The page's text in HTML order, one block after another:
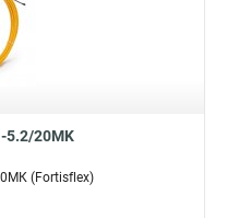
5.2/20MK
(Fortisflex)